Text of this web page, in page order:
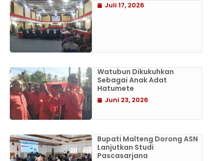
Juli 17, 2026
Watubun Dikukuhkan
Sebagai Anak Adat
Hatumete
Juni 23, 2026
Bupati Malteng Dorong ASN
Lanjutkan Studi
Pascasarjana